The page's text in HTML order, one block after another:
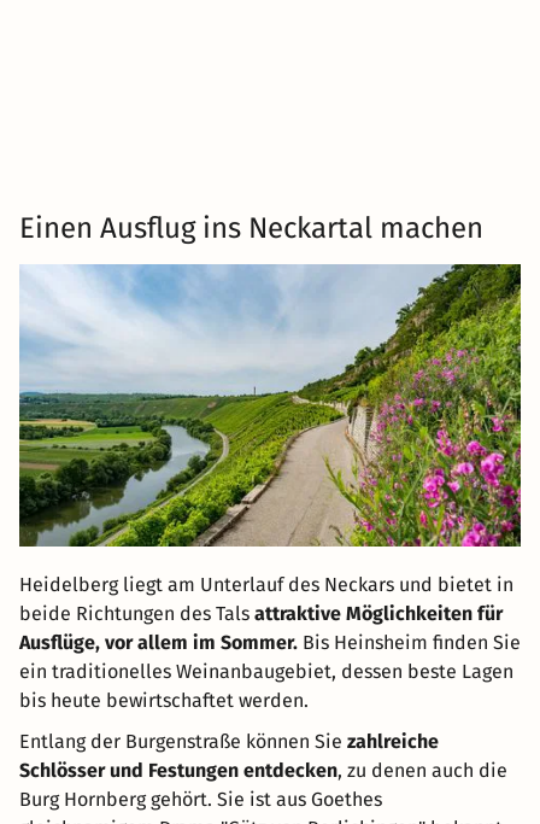
Einen Ausflug ins Neckartal machen
Heidelberg liegt am Unterlauf des Neckars und bietet in
beide Richtungen des Tals attraktive Möglichkeiten für
Ausflüge, vor allem im Sommer. Bis Heinsheim finden Sie
ein traditionelles Weinanbaugebiet, dessen beste Lagen
bis heute bewirtschaftet werden.
Entlang der Burgenstraße können Sie zahlreiche
Schlösser und Festungen entdecken, zu denen auch die
Burg Hornberg gehört. Sie ist aus Goethes